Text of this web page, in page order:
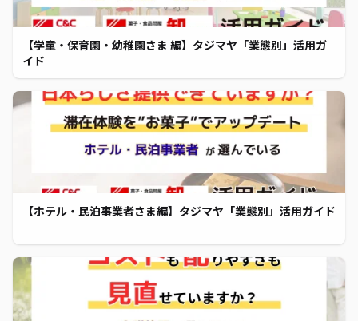
【学童・保育園・幼稚園さま 編】タジマヤ「業態別」活用ガ
イド
【ホテル・民泊事業者さま編】タジマヤ「業態別」活用ガイド